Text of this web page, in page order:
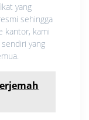
yang
sehingga
kantor, kami
yang